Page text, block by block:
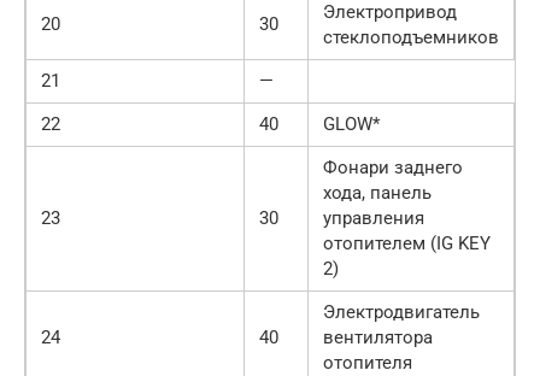
20 30
Электропривод
стеклоподъемников
21
—
22
40 GLOW*
23 30
Фонари заднего
хода, панель
управления
отопителем (IG KEY
2)
24 40
Электродвигатель
вентилятора
отопителя